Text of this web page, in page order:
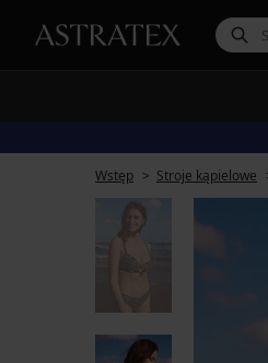
Wstęp Stroje kąpielowe